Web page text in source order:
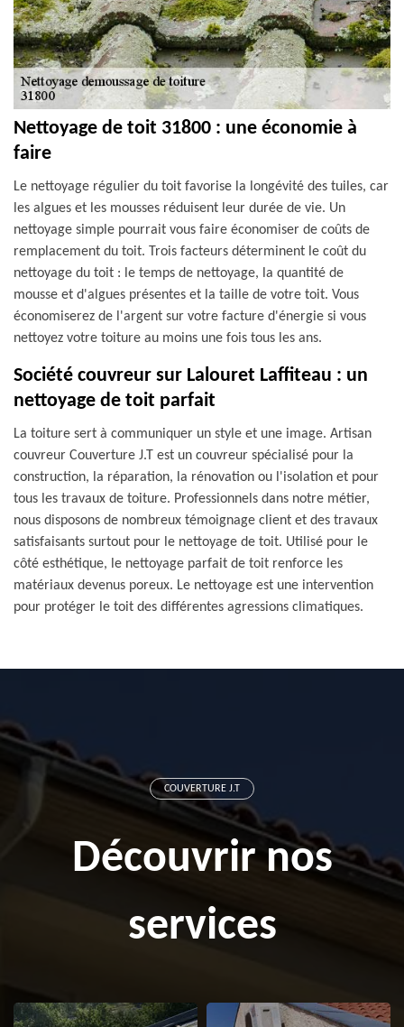
Nettoyage de toit 31800 : une économie à
faire
Le nettoyage régulier du toit favorise la longévité des tuiles, car
les algues et les mousses réduisent leur durée de vie. Un
nettoyage simple pourrait vous faire économiser de coûts de
remplacement du toit. Trois facteurs déterminent le coût du
nettoyage du toit : le temps de nettoyage, la quantité de
mousse et d'algues présentes et la taille de votre toit. Vous
économiserez de l'argent sur votre facture d'énergie si vous
nettoyez votre toiture au moins une fois tous les ans.
Société couvreur sur Lalouret Laffiteau : un
nettoyage de toit parfait
La toiture sert à communiquer un style et une image. Artisan
couvreur Couverture J.T est un couvreur spécialisé pour la
construction, la réparation, la rénovation ou l'isolation et pour
tous les travaux de toiture. Professionnels dans notre métier,
nous disposons de nombreux témoignage client et des travaux
satisfaisants surtout pour le nettoyage de toit. Utilisé pour le
côté esthétique, le nettoyage parfait de toit renforce les
matériaux devenus poreux. Le nettoyage est une intervention
pour protéger le toit des différentes agressions climatiques.
COUVERTURE J.T
Découvrir nos
services